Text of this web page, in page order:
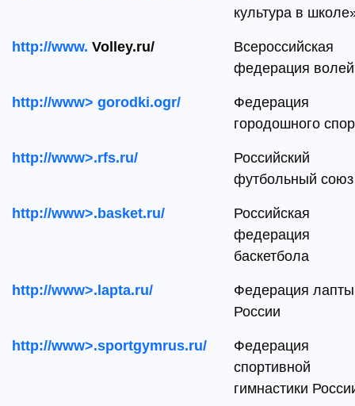
культура в
http://www. Volley.ru/
Всероссийская
федерация
http://www> gorodki.ogr/
Федерация
городошного
http://www>.rfs.ru/
Российский
футбольный союз
http://www>.basket.ru/
Российская
федерация
баскетбола
http://www>.lapta.ru/
Федерация лапты
России
http://www>.sportgymrus.ru/
Федерация
спортивной
гимнастики